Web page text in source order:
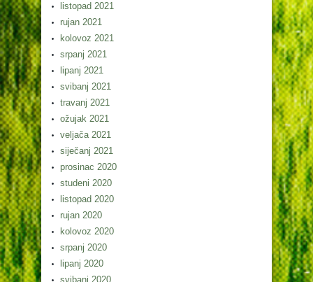
listopad 2021
rujan 2021
kolovoz 2021
srpanj 2021
lipanj 2021
svibanj 2021
travanj 2021
ožujak 2021
veljača 2021
siječanj 2021
prosinac 2020
studeni 2020
listopad 2020
rujan 2020
kolovoz 2020
srpanj 2020
lipanj 2020
svibanj 2020